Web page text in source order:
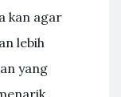
kan agar
lebih
yang